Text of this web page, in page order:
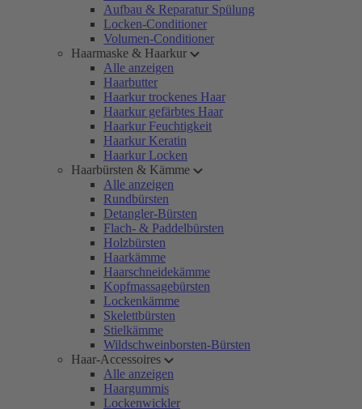
Aufbau & Reparatur Spülung
Locken-Conditioner
Volumen-Conditioner
Haarmaske & Haarkur
Alle anzeigen
Haarbutter
Haarkur trockenes Haar
Haarkur gefärbtes Haar
Haarkur Feuchtigkeit
Haarkur Keratin
Haarkur Locken
Haarbürsten & Kämme
Alle anzeigen
Rundbürsten
Detangler-Bürsten
Flach- & Paddelbürsten
Holzbürsten
Haarkämme
Haarschneidekämme
Kopfmassagebürsten
Lockenkämme
Skelettbürsten
Stielkämme
Wildschweinborsten-Bürsten
Haar-Accessoires
Alle anzeigen
Haargummis
Lockenwickler